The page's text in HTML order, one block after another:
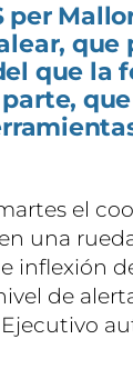
per
que la
el
una
inflexión
de